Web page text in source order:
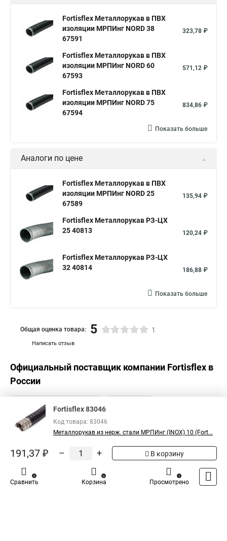
Fortisflex Металлорукав в ПВХ
изоляции МРПИнг NORD 38
67591
323,78 ₽
Fortisflex Металлорукав в ПВХ
изоляции МРПИнг NORD 60
67593
571,12 ₽
Fortisflex Металлорукав в ПВХ
изоляции МРПИнг NORD 75
67594
834,86 ₽
Показать больше
Аналоги по цене
Fortisflex Металлорукав в ПВХ
изоляции МРПИнг NORD 25
67589
135,94 ₽
Fortisflex Металлорукав РЗ-ЦХ
25 40813
120,24 ₽
Fortisflex Металлорукав РЗ-ЦХ
32 40814
186,88 ₽
Показать больше
Написать отзыв
Общая оценка товара: 5 1
Официальный поставщик компании Fortisflex в
России
Fortisflex 83046
Код товара: 83046
Металлорукав из нерж. стали МРПИнг (INOX) 10 (Fort...
191,37 ₽ – + В корзину
Сравнить
0
Корзина
0
Просмотрено
1